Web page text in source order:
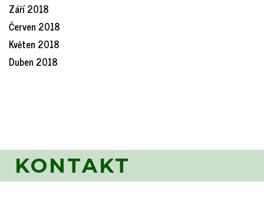
Září 2018
Červen 2018
Květen 2018
Duben 2018
KONTAKT